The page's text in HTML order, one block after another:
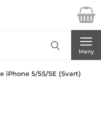
Telecom AB
Meny
iPhone 5/5S/SE (Svart)